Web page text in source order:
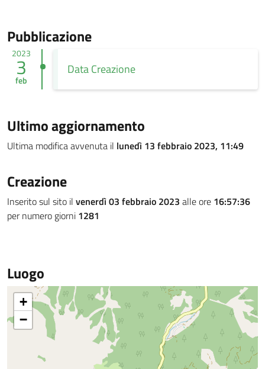
Pubblicazione
2023
3
feb
Data Creazione
Ultimo aggiornamento
Ultima modifica avvenuta il lunedì 13 febbraio 2023, 11:49
Creazione
Inserito sul sito il venerdì 03 febbraio 2023 alle ore 16:57:36
per numero giorni 1281
Luogo
+
−